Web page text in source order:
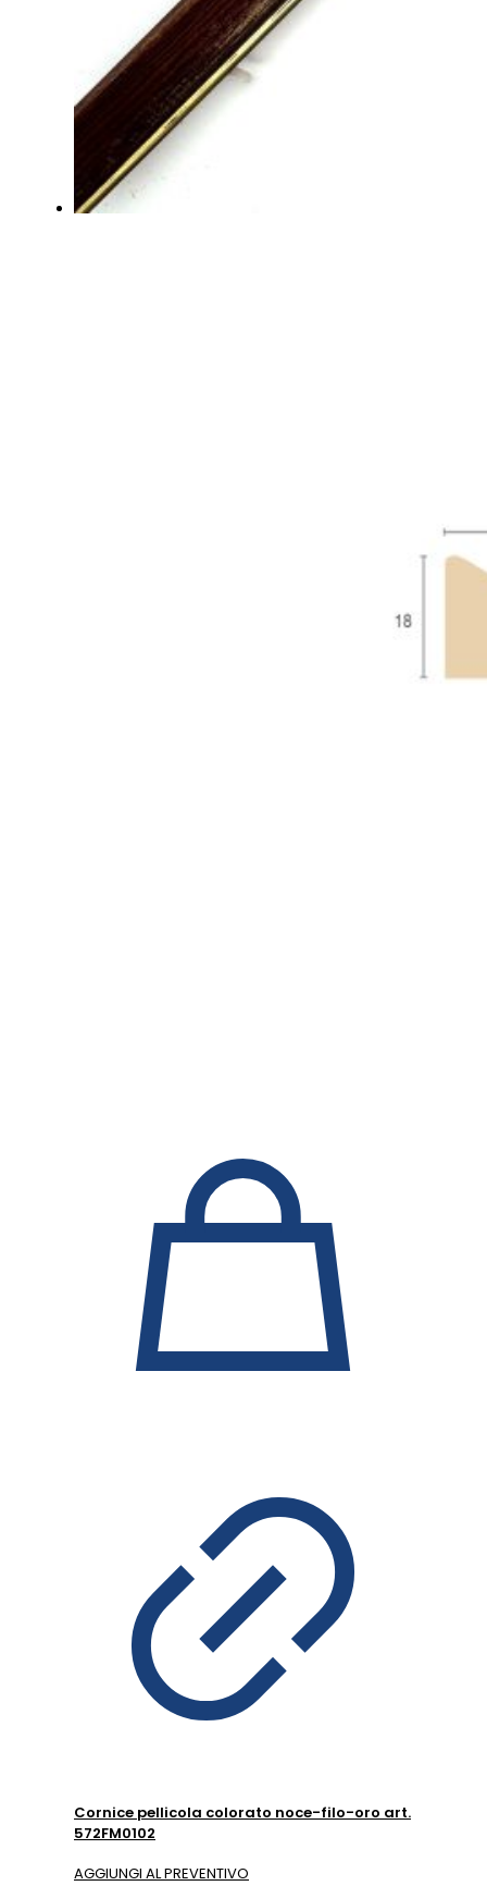
Cornice pellicola colorato noce-filo-oro art.
572FM0102
AGGIUNGI AL PREVENTIVO